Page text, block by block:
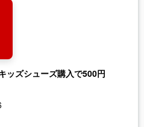
ッズシューズ購入で500円